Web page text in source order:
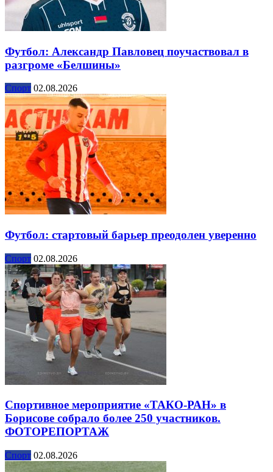
Футбол: Александр Павловец поучаствовал в
разгроме «Белшины»
Спорт 02.08.2026
Футбол: стартовый барьер преодолен уверенно
Спорт 02.08.2026
Спортивное мероприятие «ТАКО-РАН» в
Борисове собрало более 250 участников.
ФОТОРЕПОРТАЖ
Спорт 02.08.2026